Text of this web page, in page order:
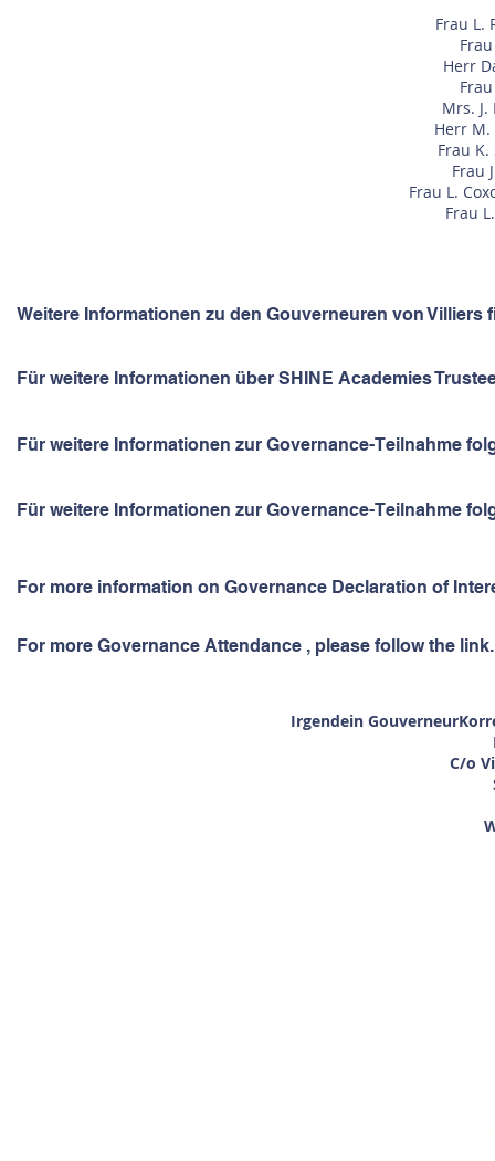
Frau L.
Herr
Mrs.
Herr
Frau
Frau
Frau L.
Frau
Weitere Informationen zu den Gouverneuren von Villiers
Für weitere Informationen über SHINE Academies
Für weitere Informationen zur Governance-Teilnahme
Für weitere Informationen zur Governance-Teilnahme
For more information on Governance Declaration of
For more Governance Attendance , please follow the link.
Irgendein Gouverneur
C/o